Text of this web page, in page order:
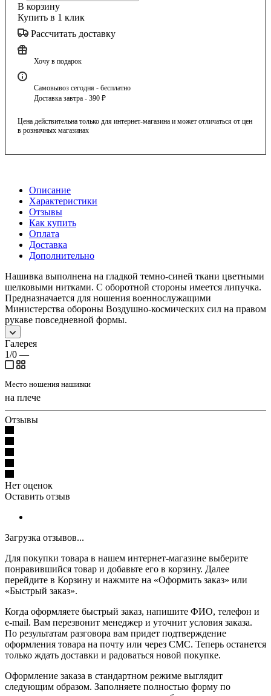
В корзину
Купить в 1 клик
Рассчитать доставку
Хочу в подарок
Самовывоз сегодня - бесплатно
Доставка завтра - 390 ₽
Цена действительна только для интернет-магазина и может отличаться от цен
в розничных магазинах
Описание
Характеристики
Отзывы
Как купить
Оплата
Доставка
Дополнительно
Нашивка выполнена на гладкой темно-синей ткани цветными
шелковыми нитками. С оборотной стороны имеется липучка.
Предназначается для ношения военнослужащими
Министерства обороны Воздушно-космических сил на правом
рукаве повседневной формы.
Галерея
1/0 —
Место ношения нашивки
на плече
Отзывы
Нет оценок
Оставить отзыв
Загрузка отзывов...
Для покупки товара в нашем интернет-магазине выберите
понравившийся товар и добавьте его в корзину. Далее
перейдите в Корзину и нажмите на «Оформить заказ» или
«Быстрый заказ».
Когда оформляете быстрый заказ, напишите ФИО, телефон и
e-mail. Вам перезвонит менеджер и уточнит условия заказа.
По результатам разговора вам придет подтверждение
оформления товара на почту или через СМС. Теперь останется
только ждать доставки и радоваться новой покупке.
Оформление заказа в стандартном режиме выглядит
следующим образом. Заполняете полностью форму по